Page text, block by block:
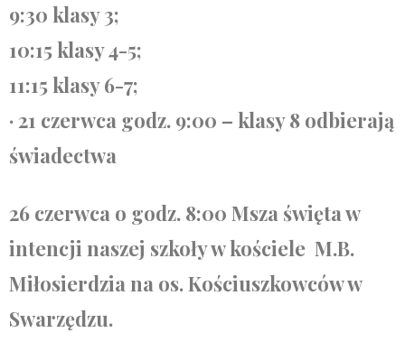
9:30 klasy 3;
10:15 klasy 4-5;
11:15 klasy 6-7;
· 21 czerwca godz. 9:00 – klasy 8 odbierają
świadectwa
26 czerwca o godz. 8:00 Msza święta w
intencji naszej szkoły w kościele M.B.
Miłosierdzia na os. Kościuszkowców w
Swarzędzu.